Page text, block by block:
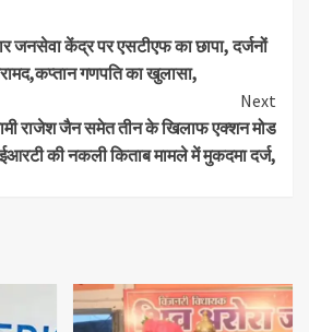
केंद्र पर एसटीएफ का छापा, दर्जनों
गणपति का खुलासा,
Next
राजेश जैन समेत तीन के खिलाफ एक्शन मोड
की नकली किताब मामले में मुकदमा दर्ज,